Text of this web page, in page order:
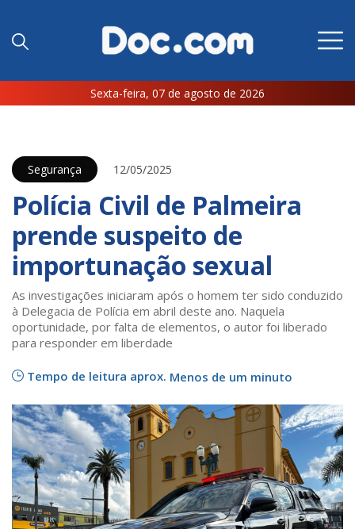
Sexta-feira, 07 de agosto de 2026
Segurança 12/05/2025
Polícia Civil de Palmeira
prende suspeito de
importunação sexual
As investigações iniciaram após o homem ter sido conduzido
à Delegacia de Polícia em abril deste ano. Naquela
oportunidade, por falta de elementos, o autor foi liberado
para responder em liberdade
Tempo de leitura aprox. Menos de um minuto